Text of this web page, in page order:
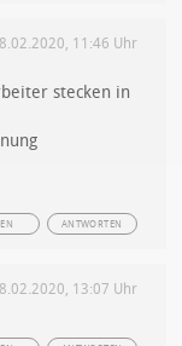
11:46 Uhr
stecken in
ANTWORTEN
13:07 Uhr